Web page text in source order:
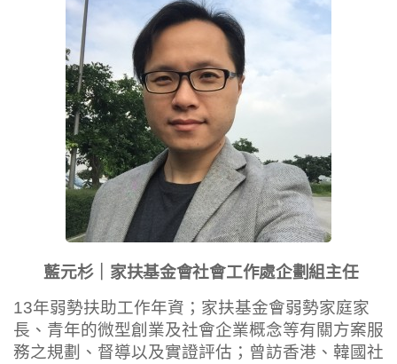
藍元杉｜家扶基金會社會工作處企劃組主任
13年弱勢扶助工作年資；家扶基金會弱勢家庭家
長、青年的微型創業及社會企業概念等有關方案服
務之規劃、督導以及實證評估；曾訪香港、韓國社